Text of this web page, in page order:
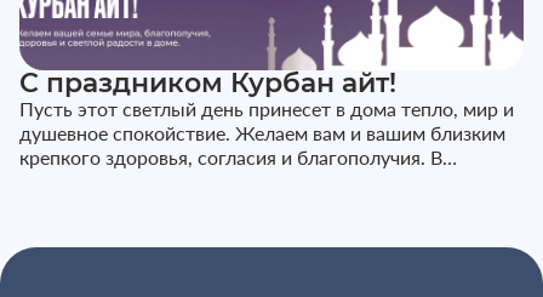
С праздником Курбан айт!
Пусть этот светлый день принесет в дома тепло, мир и
душевное спокойствие. Желаем вам и вашим близким
крепкого здоровья, согласия и благополучия. В